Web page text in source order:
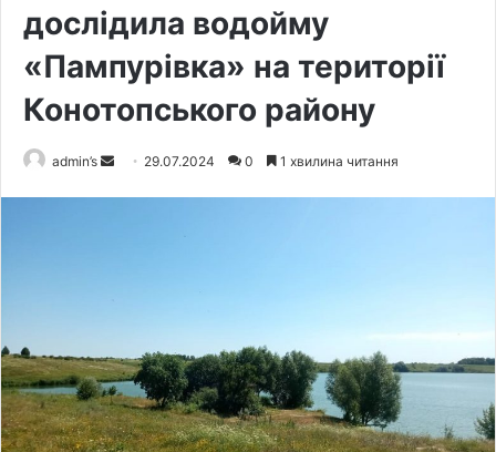
дослідила водойму
«Пампурівка» на території
Конотопського району
admin’s
a
i
l
29.07.2024 0 1 хвилина читання